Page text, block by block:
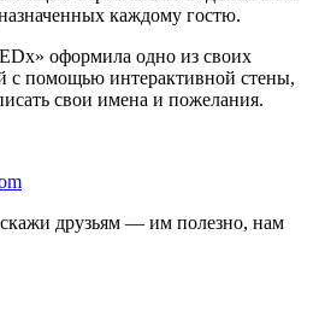
каждому гостю.
оформила одно из своих
с помощью интерактивной стены,
свои имена и пожелания.
друзьям — им полезно, нам